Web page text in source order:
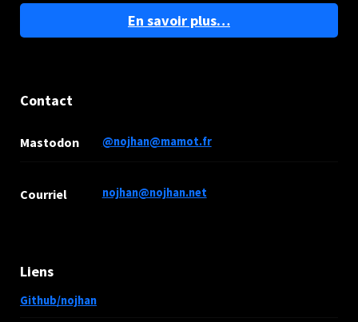
En savoir plus…
Contact
Mastodon @nojhan@mamot.fr
Courriel nojhan@nojhan.net
Liens
Github/nojhan